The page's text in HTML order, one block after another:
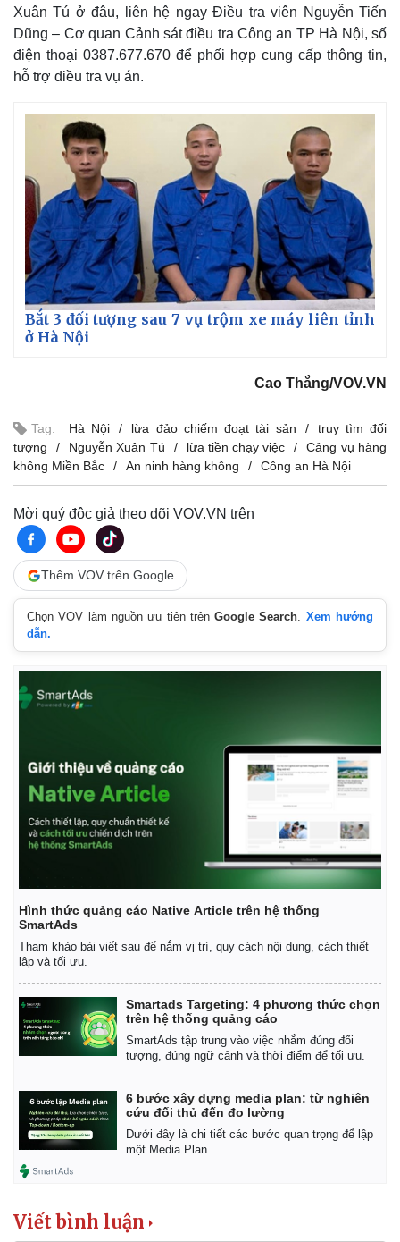
Thế giới
Quan sát
Cuộc sống đó đây
Multimedia
Video
Infographic
Xuân Tú ở đâu, liên hệ ngay Điều tra viên Nguyễn Tiến
Dũng – Cơ quan Cảnh sát điều tra Công an TP Hà Nội, số
điện thoại 0387.677.670 để phối hợp cung cấp thông tin,
hỗ trợ điều tra vụ án.
Bắt 3 đối tượng sau 7 vụ trộm xe máy liên tỉnh
ở Hà Nội
Cao Thắng/VOV.VN
Tag: Hà Nội lừa đảo chiếm đoạt tài sản
truy tìm đối
tượng
Nguyễn Xuân Tú lừa tiền chạy việc
Cảng vụ hàng
không Miền Bắc
An ninh hàng không Công an Hà Nội
Mời quý độc giả theo dõi VOV.VN trên
Thêm VOV trên Google
Chọn VOV làm nguồn ưu tiên trênGoogle Search. Xem hướng
dẫn.
Hình thức quảng cáo Native Article trên hệ thống
SmartAds
Tham khảo bài viết sau để nắm vị trí, quy cách nội dung, cách thiết
lập và tối ưu.
Smartads Targeting: 4 phương thức chọn
trên hệ thống quảng cáo
SmartAds tập trung vào việc nhắm đúng đối
tượng, đúng ngữ cảnh và thời điểm để tối ưu.
6 bước xây dựng media plan: từ nghiên
cứu đối thủ đến đo lường
Dưới đây là chi tiết các bước quan trọng để lập
một Media Plan.
Viết bình luận